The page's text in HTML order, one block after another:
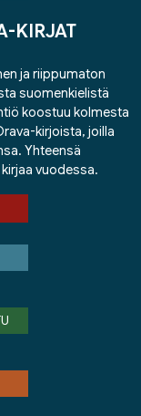
KIRJAT
ja riippumaton
suomenkielistä
koostuu kolmesta
kirjoista, joilla
Yhteensä
vuodessa.